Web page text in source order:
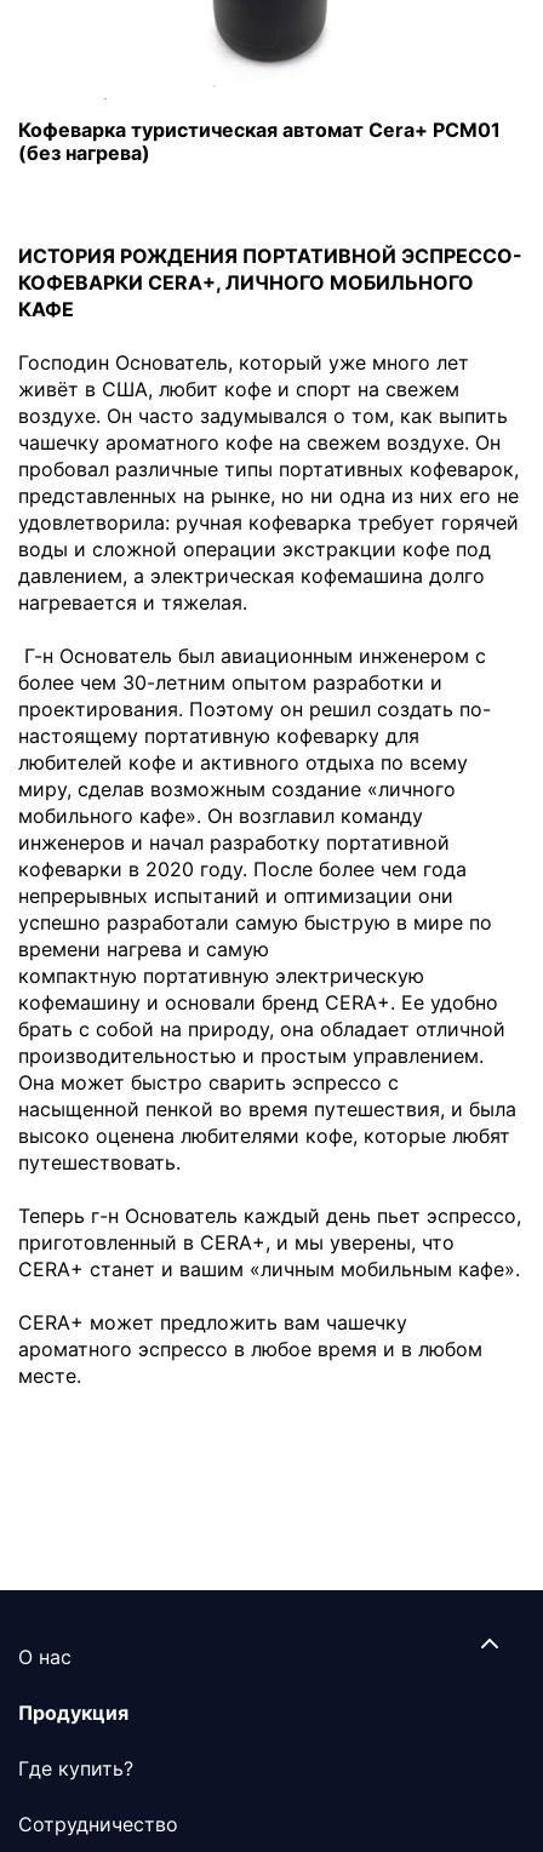
Кофеварка туристическая автомат Cera+ PCM01
(без нагрева)
ИСТОРИЯ РОЖДЕНИЯ ПОРТАТИВНОЙ ЭСПРЕССО-
КОФЕВАРКИ CERA+, ЛИЧНОГО МОБИЛЬНОГО
КАФЕ
Господин Основатель, который уже много лет
живёт в США, любит кофе и спорт на свежем
воздухе. Он часто задумывался о том, как выпить
чашечку ароматного кофе на свежем воздухе. Он
пробовал различные типы портативных кофеварок,
представленных на рынке, но ни одна из них его не
удовлетворила: ручная кофеварка требует горячей
воды и сложной операции экстракции кофе под
давлением, а электрическая кофемашина долго
нагревается и тяжелая.
Г-н Основатель был авиационным инженером с
более чем 30-летним опытом разработки и
проектирования. Поэтому он решил создать по-
настоящему портативную кофеварку для
любителей кофе и активного отдыха по всему
миру, сделав возможным создание «личного
мобильного кафе». Он возглавил команду
инженеров и начал разработку портативной
кофеварки в 2020 году. После более чем года
непрерывных испытаний и оптимизации они
успешно разработали самую быструю в мире по
времени нагрева и самую
компактную портативную электрическую
кофемашину и основали бренд CERA+. Ее удобно
брать с собой на природу, она обладает отличной
производительностью и простым управлением.
Она может быстро сварить эспрессо с
насыщенной пенкой во время путешествия, и была
высоко оценена любителями кофе, которые любят
путешествовать.
Теперь г-н Основатель каждый день пьет эспрессо,
приготовленный в CERA+, и мы уверены, что
CERA+ станет и вашим «личным мобильным кафе».
CERA+ может предложить вам чашечку
ароматного эспрессо в любое время и в любом
месте.
О нас
Продукция
Где купить?
Сотрудничество